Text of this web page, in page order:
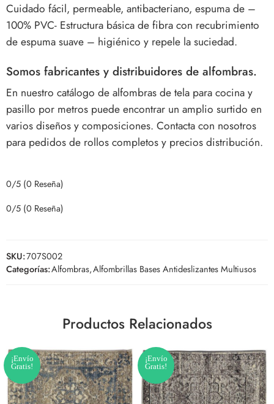
Cuidado fácil, permeable, antibacteriano, espuma de –
100% PVC- Estructura básica de fibra con recubrimiento
de espuma suave – higiénico y repele la suciedad.
Somos fabricantes y distribuidores de alfombras.
En nuestro catálogo de alfombras de tela para cocina y
pasillo por metros puede encontrar un amplio surtido en
varios diseños y composiciones. Contacta con nosotros
para pedidos de rollos completos y precios distribución.
0/5 (0 Reseña)
0/5 (0 Reseña)
SKU:707S002
Categorías:Alfombras,Alfombrillas Bases Antideslizantes Multiusos
Productos Relacionados
¡Envío
Gratis!
¡Envío
Gratis!